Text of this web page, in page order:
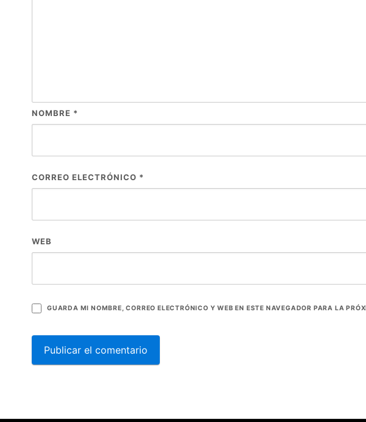
NOMBRE *
CORREO ELECTRÓNICO *
WEB
GUARDA MI NOMBRE, CORREO ELECTRÓNICO Y WEB EN ESTE NAVEGADOR PARA LA